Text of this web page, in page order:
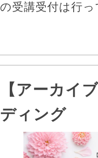
の受講受付は行
【アーカイ
ディング